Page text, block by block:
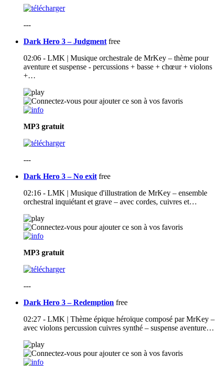
---
Dark Hero 3 – Judgment free
02:06 - LMK | Musique orchestrale de MrKey – thème pour
aventure et suspense - percussions + basse + chœur + violons
+…
MP3 gratuit
---
Dark Hero 3 – No exit free
02:16 - LMK | Musique d'illustration de MrKey – ensemble
orchestral inquiétant et grave – avec cordes, cuivres et…
MP3 gratuit
---
Dark Hero 3 – Redemption free
02:27 - LMK | Thème épique héroïque composé par MrKey –
avec violons percussion cuivres synthé – suspense aventure…